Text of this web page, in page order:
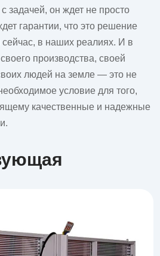
задачей, он ждет не просто
гарантии, что это решение
сейчас, в наших реалиях. И в
производства, своей
людей на земле — это не
условие для того,
качественные и надежные